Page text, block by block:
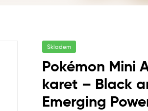
Skladem
Pokémon Mini
karet – Black
Emerging